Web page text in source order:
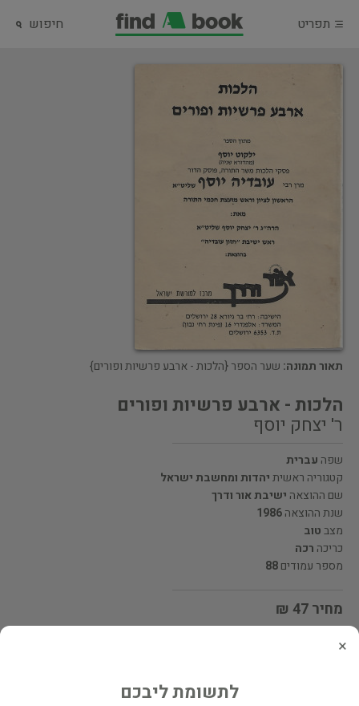
תפריט חיפוש
תאור תמונה: שער הספר {הלכות - ארבע פרשיות ופורים}
הלכות - ארבע פרשיות ופורים
ר' יצחק יוסף
שפה עברית
קטגוריה ראשיתיהדות ומחשבת ישראל
שם ההוצאה ישיבת אור ודרך
שנת ההוצאה1986
מצבטוב
כריכה רכה
מספר עמודים88
מחיר 47 ₪
מעוניינים לרכוש את הספר? לחצו כאן
×
לתשומת ליבכם